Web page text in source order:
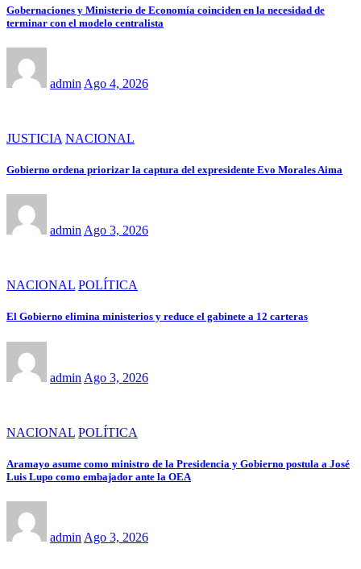
Gobernaciones y Ministerio de Economía coinciden en la necesidad de
terminar con el modelo centralista
admin Ago 4, 2026
JUSTICIA NACIONAL
Gobierno ordena priorizar la captura del expresidente Evo Morales Aima
admin Ago 3, 2026
NACIONAL POLÍTICA
El Gobierno elimina ministerios y reduce el gabinete a 12 carteras
admin Ago 3, 2026
NACIONAL POLÍTICA
Aramayo asume como ministro de la Presidencia y Gobierno postula a José
Luis Lupo como embajador ante la OEA
admin Ago 3, 2026